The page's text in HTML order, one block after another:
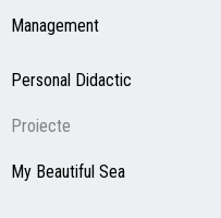
Management
Personal Didactic
Proiecte
My Beautiful Sea